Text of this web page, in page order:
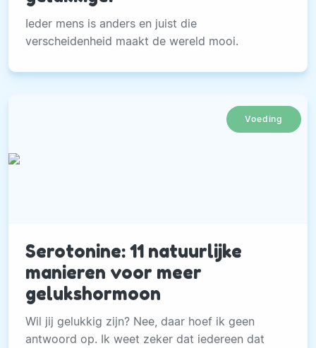
Ieder mens is anders en juist die
verscheidenheid maakt de wereld mooi.
Voeding
Serotonine: 11 natuurlijke
manieren voor meer
gelukshormoon
Wil jij gelukkig zijn? Nee, daar hoef ik geen
antwoord op. Ik weet zeker dat iedereen dat